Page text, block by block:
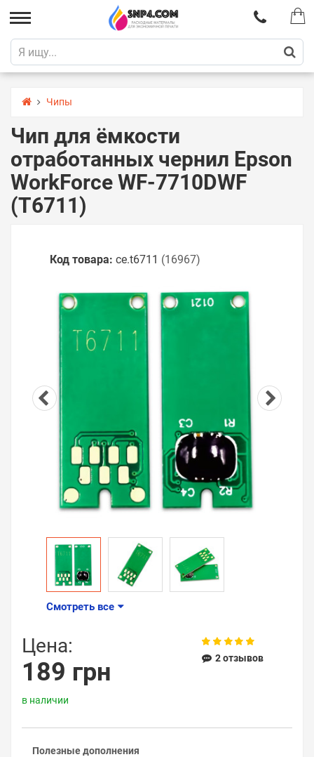
Чипы
Чип для ёмкости
отработанных чернил Epson
WorkForce WF-7710DWF
(T6711)
Код товара: ce.t6711 (16967)
Смотреть все
Цена:
189 грн
в наличии
2 отзывов
Полезные дополнения